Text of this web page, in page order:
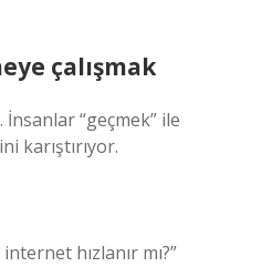
çalışmak
İnsanlar “geçmek” ile
karıştırıyor.
hızlanır mı?”